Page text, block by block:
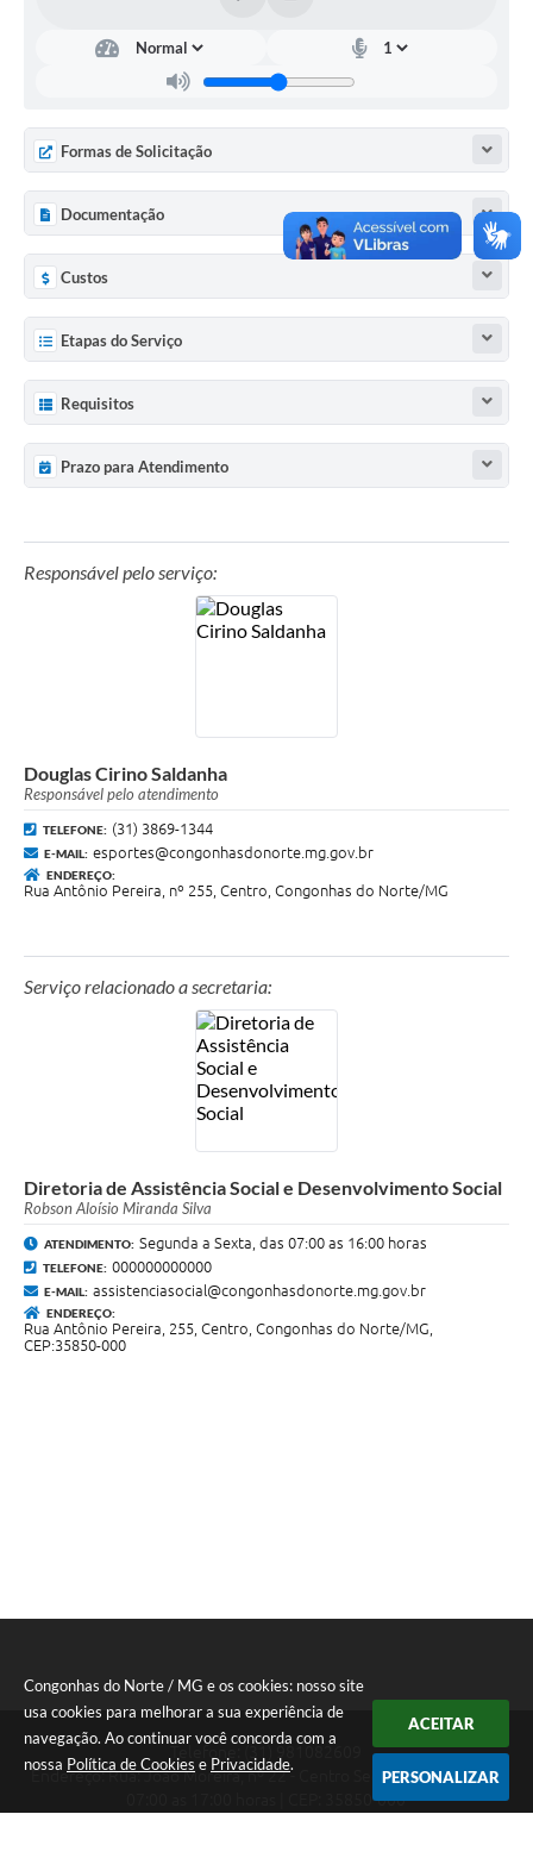
Congonhas do Norte / MG e os cookies: nosso site
usa cookies para melhorar a sua experiência de
navegação. Ao continuar você concorda com a
nossa Política de Cookies e Privacidade.
ACEITAR
PERSONALIZAR
Formas de Solicitação
Documentação
Custos
Etapas do Serviço
Requisitos
Prazo para Atendimento
Responsável pelo serviço:
Douglas Cirino Saldanha
Responsável pelo atendimento
TELEFONE: (31) 3869-1344
E-MAIL: esportes@congonhasdonorte.mg.gov.br
ENDEREÇO:
Rua Antônio Pereira, nº 255, Centro, Congonhas do Norte/MG
Serviço relacionado a secretaria:
Diretoria de Assistência Social e Desenvolvimento Social
Robson Aloísio Miranda Silva
ATENDIMENTO: Segunda a Sexta, das 07:00 as 16:00 horas
TELEFONE: 000000000000
E-MAIL: assistenciasocial@congonhasdonorte.mg.gov.br
ENDEREÇO:
Rua Antônio Pereira, 255, Centro, Congonhas do Norte/MG,
CEP:35850-000
Endereço: Rua: João Moreira, nº 22 - Centro Segunda a Sexta das
07:00 as 17:00 horas | CEP: 35850-000